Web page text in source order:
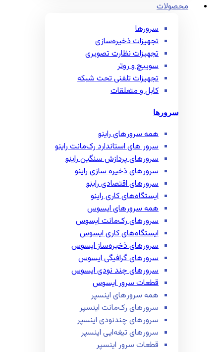
محصولات
سرورها
تجهیزات ذخیره‌سازی
تجهیزات نظارت تصویری
سوییچ و روتر
تجهیزات تلفنی تحت شبکه
کابل و متعلقات
سرورها
همه سرور‌های راینو
سرور ‌های استاندارد رک‌مانت راینو
سرور‌های پردازش سنگین راینو
سرور‌های ذخیره سازی راینو
سرور‌های اقتصادی راینو
ایستگاه‌های کاری راینو
همه سرور‌های ایسوس
سرور‌های رک‌مانت ایسوس
ایستگاه‌های کاری ایسوس
سرور‌های ذخیره‌ساز ایسوس
سرور‌های گرافیگی ایسوس
سرور‌های چند نودی ایسوس
قطعات سرور ایسوس
همه سرور‌های اینسپر
سرور‌های رک‌مانت اینسپر
سرور‌های چند‌نودی اینسپر
سرور‌های تیغه‌ایی اینسپر
قطعات سرور اینسپر